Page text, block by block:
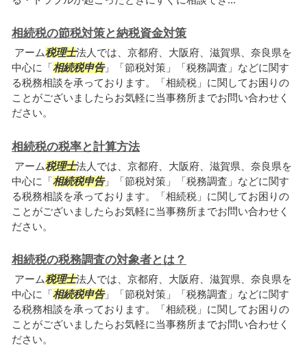
相続税の節税対策と納税資金対策
アーム税理士法人では、京都府、大阪府、滋賀県、奈良県を
中心に「相続税申告」「節税対策」「税務調査」などに関す
る税務相談を承っております。「相続税」に関してお困りの
ことがございましたらお気軽に当事務所までお問い合わせく
ださい。
相続税の税率と計算方法
アーム税理士法人では、京都府、大阪府、滋賀県、奈良県を
中心に「相続税申告」「節税対策」「税務調査」などに関す
る税務相談を承っております。「相続税」に関してお困りの
ことがございましたらお気軽に当事務所までお問い合わせく
ださい。
相続税の税務調査の対象者とは？
アーム税理士法人では、京都府、大阪府、滋賀県、奈良県を
中心に「相続税申告」「節税対策」「税務調査」などに関す
る税務相談を承っております。「相続税」に関してお困りの
ことがございましたらお気軽に当事務所までお問い合わせく
ださい。